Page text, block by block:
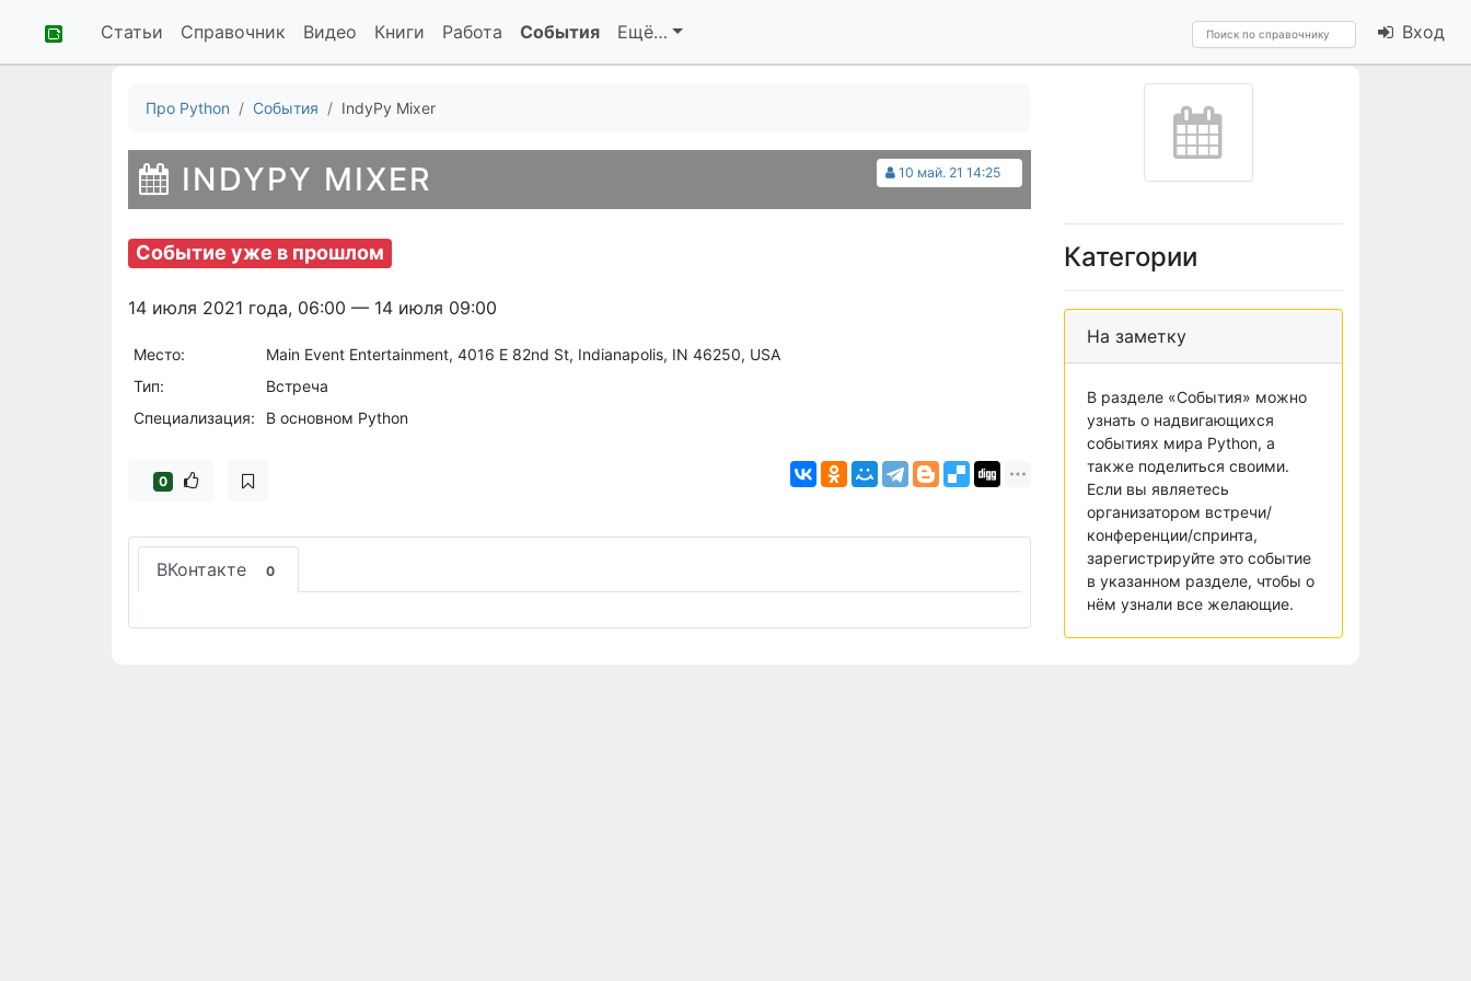
Статьи Справочник Видео Книги Работа События Ещё… Вход
Про Python События IndyPy Mixer
10 май. 21 14:25
INDYPY MIXER
Событие уже в прошлом
14 июля 2021 года, 06:00 — 14 июля 09:00
Место:
Main Event Entertainment, 4016 E 82nd St, Indianapolis, IN 46250, USA
Тип:
Встреча
Специализация:
В основном Python
0
ВКонтакте 0
Категории
На заметку
В разделе «События» можно
узнать о надвигающихся
событиях мира Python, а
также поделиться своими.
Если вы являетесь
организатором встречи/
конференции/спринта,
зарегистрируйте это событие
в указанном разделе, чтобы о
нём узнали все желающие.